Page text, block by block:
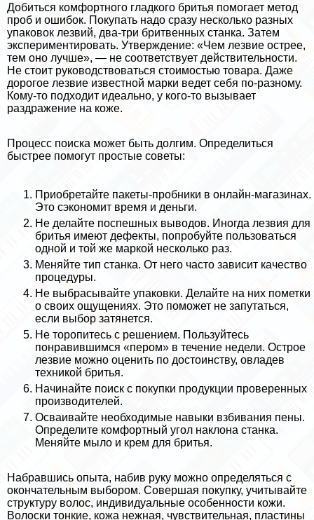
Добиться комфортного гладкого бритья помогает метод
проб и ошибок. Покупать надо сразу несколько разных
упаковок лезвий, два-три бритвенных станка. Затем
экспериментировать. Утверждение: «Чем лезвие острее,
тем оно лучше», — не соответствует действительности.
Не стоит руководствоваться стоимостью товара. Даже
дорогое лезвие известной марки ведет себя по-разному.
Кому-то подходит идеально, у кого-то вызывает
раздражение на коже.
Процесс поиска может быть долгим. Определиться
быстрее помогут простые советы:
Приобретайте пакеты-пробники в онлайн-магазинах.
Это сэкономит время и деньги.
Не делайте поспешных выводов. Иногда лезвия для
бритья имеют дефекты, попробуйте пользоваться
одной и той же маркой несколько раз.
Меняйте тип станка. От него часто зависит качество
процедуры.
Не выбрасывайте упаковки. Делайте на них пометки
о своих ощущениях. Это поможет не запутаться,
если выбор затянется.
Не торопитесь с решением. Пользуйтесь
понравившимся «пером» в течение недели. Острое
лезвие можно оценить по достоинству, овладев
техникой бритья.
Начинайте поиск с покупки продукции проверенных
производителей.
Осваивайте необходимые навыки взбивания пены.
Определите комфортный угол наклона станка.
Меняйте мыло и крем для бритья.
Набравшись опыта, набив руку можно определяться с
окончательным выбором. Совершая покупку, учитывайте
структуру волос, индивидуальные особенности кожи.
Волоски тонкие, кожа нежная, чувствительная, пластины